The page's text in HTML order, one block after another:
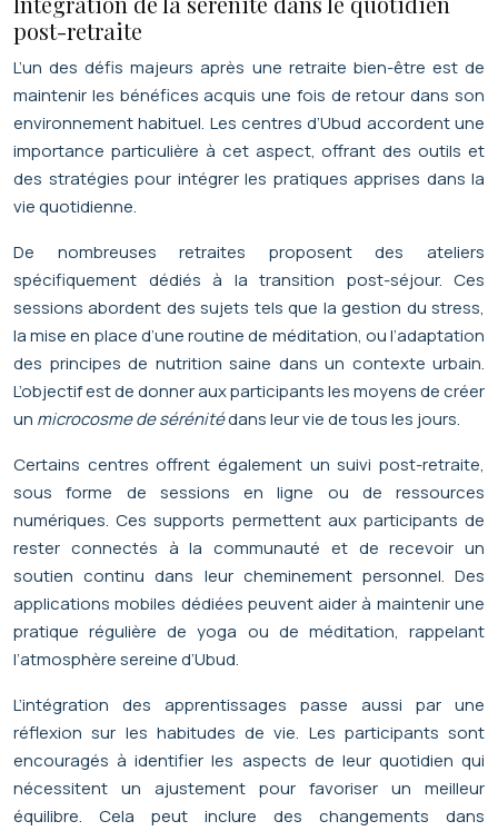
post-retraite
L’un des défis majeurs après une retraite bien-être est de
maintenir les bénéfices acquis une fois de retour dans son
environnement habituel. Les centres d’Ubud accordent une
importance particulière à cet aspect, offrant des outils et
des stratégies pour intégrer les pratiques apprises dans la
vie quotidienne.
De nombreuses retraites proposent des ateliers
spécifiquement dédiés à la transition post-séjour. Ces
sessions abordent des sujets tels que la gestion du stress,
la mise en place d’une routine de méditation, ou l’adaptation
des principes de nutrition saine dans un contexte urbain.
L’objectif est de donner aux participants les moyens de créer
un microcosme de sérénitédans leur vie de tous les jours.
Certains centres offrent également un suivi post-retraite,
sous forme de sessions en ligne ou de ressources
numériques. Ces supports permettent aux participants de
rester connectés à la communauté et de recevoir un
soutien continu dans leur cheminement personnel. Des
applications mobiles dédiées peuvent aider à maintenir une
pratique régulière de yoga ou de méditation, rappelant
l’atmosphère sereine d’Ubud.
L’intégration des apprentissages passe aussi par une
réflexion sur les habitudes de vie. Les participants sont
encouragés à identifier les aspects de leur quotidien qui
nécessitent un ajustement pour favoriser un meilleur
équilibre. Cela peut inclure des changements dans